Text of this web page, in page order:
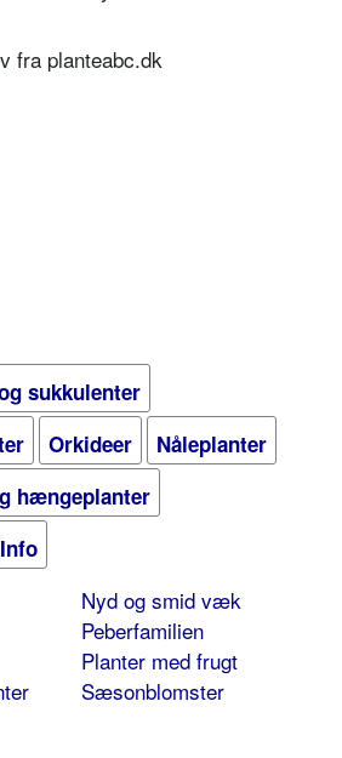
fra planteabc.dk
sukkulenter
Orkideer
Nåleplanter
hængeplanter
Info
Nyd og smid væk
Peberfamilien
Planter med frugt
Sæsonblomster